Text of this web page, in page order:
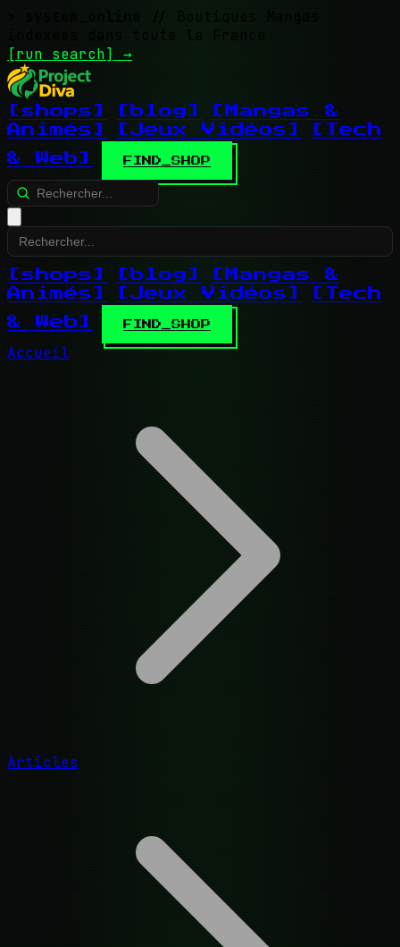
// Boutiques Mangas
indexées dans toute la France
[run search] →
[shops] [blog]
[Mangas &
Animés]
[Jeux Vidéos]
[Tech
& Web]
FIND_SHOP
[shops] [blog]
[Mangas &
Animés]
[Jeux Vidéos]
[Tech
& Web]
FIND_SHOP
Accueil
Articles